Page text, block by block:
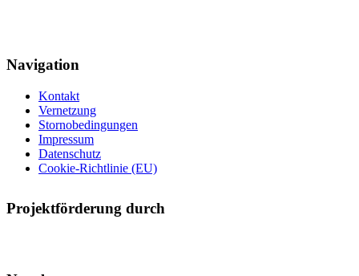
Navigation
Kontakt
Vernetzung
Stornobedingungen
Impressum
Datenschutz
Cookie-Richtlinie (EU)
Projektförderung durch